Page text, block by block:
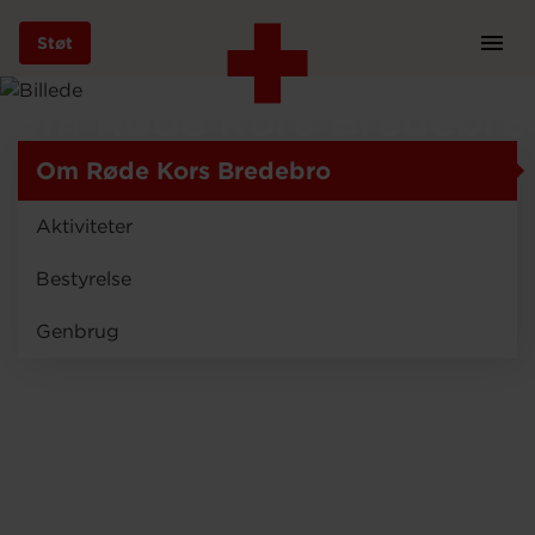
Gå
hovedindhold
Støt
Bliv frivillig
Om Røde Kors Bredebro
Om Røde Kors Bredebro
Aktiviteter
Bestyrelse
Genbrug